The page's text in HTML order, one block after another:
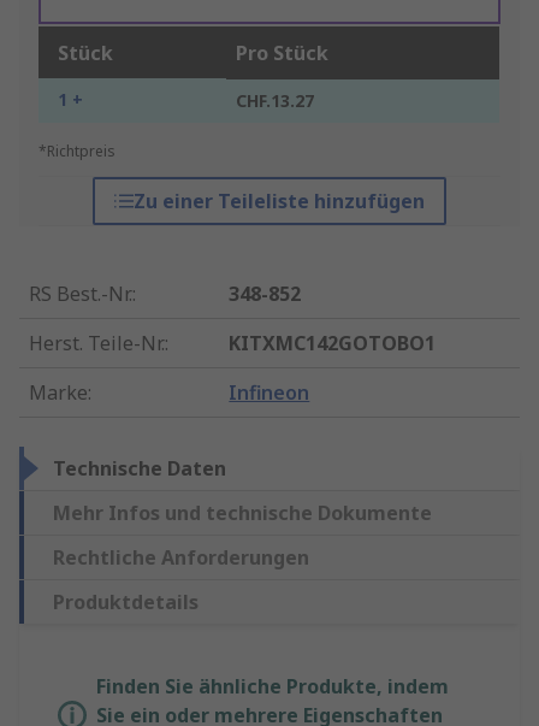
Stück Pro Stück
1 + CHF.13.27
*Richtpreis
Zu einer Teileliste hinzufügen
RS Best.-Nr.:
348-852
Herst. Teile-Nr.:
KITXMC142GOTOBO1
Marke: Infineon
Technische Daten
Mehr Infos und technische Dokumente
Rechtliche Anforderungen
Produktdetails
Finden Sie ähnliche Produkte, indem
Sie ein oder mehrere Eigenschaften